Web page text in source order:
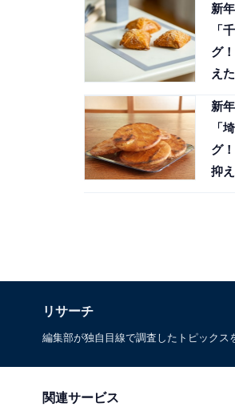
新
「
グ
え
新
「
グ
抑
リサーチ
編集部が独自目線で調査したトピックス
関連サービス